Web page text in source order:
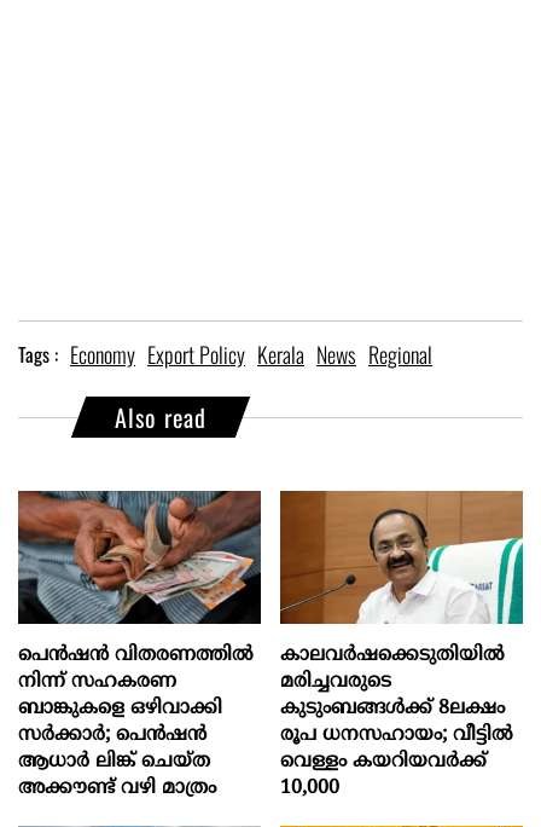
Tags : Economy Export Policy Kerala News Regional
Also read
പെൻഷൻ വിതരണത്തിൽ
നിന്ന് സഹകരണ
ബാങ്കുകളെ ഒഴിവാക്കി
സർക്കാർ; പെൻഷൻ
ആധാർ‌ ലിങ്ക് ചെയ്ത
അക്കൗണ്ട് വഴി മാത്രം
കാലവർഷക്കെടുതിയിൽ
മരിച്ചവരുടെ
കുടുംബങ്ങൾക്ക് 8ലക്ഷം
രൂപ ധനസഹായം; വീട്ടിൽ
വെള്ളം കയറിയവർക്ക്
10,000